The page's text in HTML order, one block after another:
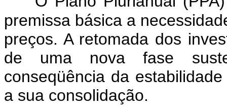
premissa básica a
preços. A retomada dos
de uma nova fase
conseqüência da
a sua consolidação.